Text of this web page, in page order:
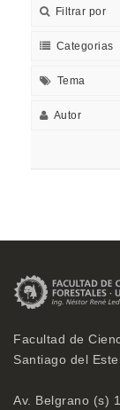
Filtrar por
Categorias
Tema
Autor
Facultad de
Santiago del
Av. Belgrano (s)